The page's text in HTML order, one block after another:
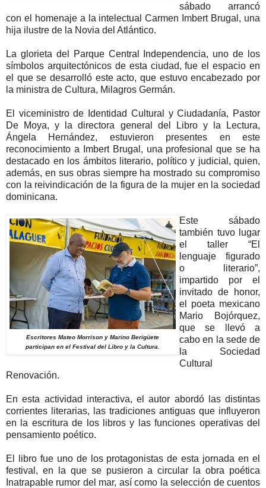
sábado arrancó
con el homenaje a la intelectual Carmen Imbert Brugal, una
hija ilustre de la Novia del Atlántico.
La glorieta del Parque Central Independencia, uno de los
símbolos arquitectónicos de esta ciudad, fue el espacio en
el que se desarrolló este acto, que estuvo encabezado por
la ministra de Cultura, Milagros Germán.
El viceministro de Identidad Cultural y Ciudadanía, Pastor
De Moya, y la directora general del Libro y la Lectura,
Ángela Hernández, estuvieron presentes en este
reconocimiento a Imbert Brugal, una profesional que se ha
destacado en los ámbitos literario, político y judicial, quien,
además, en sus obras siempre ha mostrado su compromiso
con la reivindicación de la figura de la mujer en la sociedad
dominicana.
Escritores Mateo Morrison y Marino Berigüete
participan en el Festival del Libro y la Cultura.
Este sábado
también tuvo lugar
el taller “El
lenguaje figurado
o literario”,
impartido por el
invitado de honor,
el poeta mexicano
Mario Bojórquez,
que se llevó a
cabo en la sede de
la Sociedad
Cultural
Renovación.
En esta actividad interactiva, el autor abordó las distintas
corrientes literarias, las tradiciones antiguas que influyeron
en la escritura de los libros y las funciones operativas del
pensamiento poético.
El libro fue uno de los protagonistas de esta jornada en el
festival, en la que se pusieron a circular la obra poética
Inatrapable rumor del mar, así como la selección de cuentos